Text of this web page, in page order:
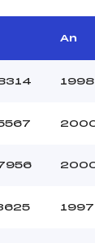
An
1998
1997